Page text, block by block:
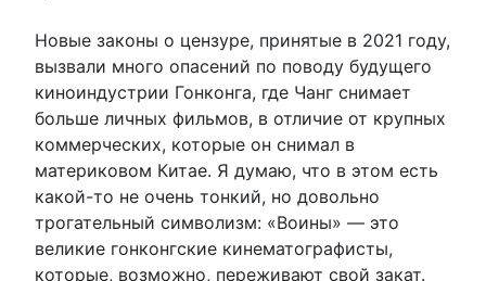
Новые законы о цензуре, принятые в 2021 году,
вызвали много опасений по поводу будущего
киноиндустрии Гонконга, где Чанг снимает
больше личных фильмов, в отличие от крупных
коммерческих, которые он снимал в
материковом Китае. Я думаю, что в этом есть
какой-то не очень тонкий, но довольно
трогательный символизм: «Воины» — это
великие гонконгские кинематографисты,
которые, возможно, переживают свой закат.